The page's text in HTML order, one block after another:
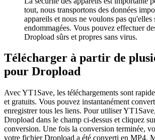
tout, nous transportons des données
appareils et nous ne voulons pas qu'elles
endommagées. Vous pouvez effectuer
Dropload sûrs et propres sans virus.
Télécharger à partir de
pour Dropload
Avec YT1Save, les téléchargements sont
et gratuits. Vous pouvez instantanément
enregistrer tous les liens. Pour utiliser
Dropload dans le champ ci-dessus et cliquez
conversion. Une fois la conversion terminée,
votre fichier Dropload a été converti en MP4,